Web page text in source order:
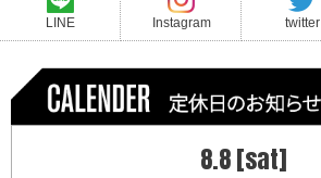
LINE Instagram twitter
8.8 [sat]